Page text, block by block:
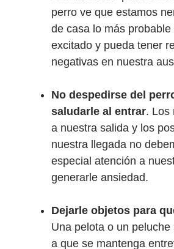
perro ve que estamos
de casa lo más
excitado y pueda tener
negativas en nuestra
No despedirse del
saludarle al entrar. Los
a nuestra salida y los
nuestra llegada no
especial atención a
generarle ansiedad.
Dejarle objetos para
Una pelota o un
a que se mantenga